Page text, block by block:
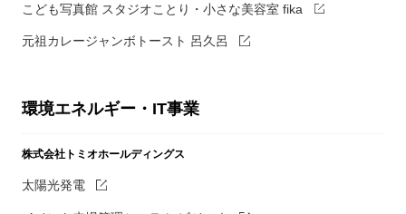
こども写真館 スタジオことり・小さな美容室 fika
元祖カレージャンボトースト 呂久呂
環境エネルギー・IT事業
株式会社トミオホールディングス
太陽光発電